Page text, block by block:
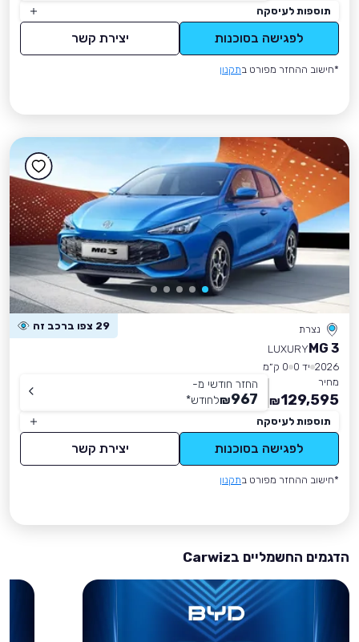
תוספות לעיסקה
לפגישה בסוכנות יצירת קשר
*חישוב ההחזר מפורט בתקנון
נצרת 29 צפו ברכב זה
MG 3
LUXURY
2026 יד 0
0 ק״מ
מחיר
129,595
₪
החזר חודשי מ-
967
₪לחודש*
תוספות לעיסקה
לפגישה בסוכנות יצירת קשר
*חישוב ההחזר מפורט בתקנון
הדגמים החשמליים בCarwiz